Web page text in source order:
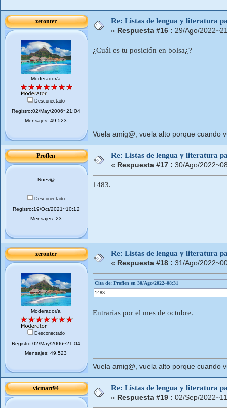
zeronter
Moderador/a
Desconectado
Registro:02/May/2006~21:04
Mensajes: 49.523
Re: Listas de lengua y literatura
« Respuesta #16 : 29/Ago/
¿Cuál es tu posición en bolsa¿?
Vuela amig@, vuela alto porque cuando
Proflen
Nuev@
Desconectado
Registro:19/Oct/2021~10:12
Mensajes: 23
Re: Listas de lengua y literatura
« Respuesta #17 : 30/Ago/
1483.
zeronter
Moderador/a
Desconectado
Registro:02/May/2006~21:04
Mensajes: 49.523
Re: Listas de lengua y literatura
« Respuesta #18 : 31/Ago/
Cita de: Proflen en 30/Ago/2022~08:31
1483.
Entrarías por el mes de octubre.
Vuela amig@, vuela alto porque cuando
vicmart94 Re: Listas de lengua y literatura
« Respuesta #19 : 02/Sep/